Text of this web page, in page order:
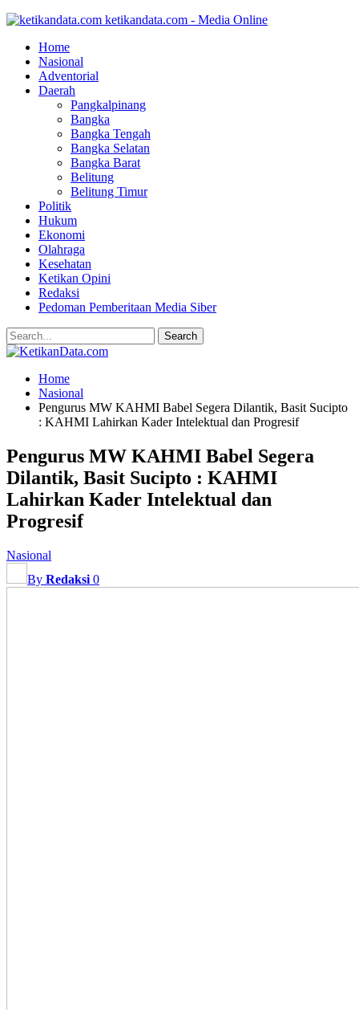
ketikandata.com - Media Online
Home
Nasional
Adventorial
Daerah
Pangkalpinang
Bangka
Bangka Tengah
Bangka Selatan
Bangka Barat
Belitung
Belitung Timur
Politik
Hukum
Ekonomi
Olahraga
Kesehatan
Ketikan Opini
Redaksi
Pedoman Pemberitaan Media Siber
Home
Nasional
Pengurus MW KAHMI Babel Segera Dilantik, Basit Sucipto
: KAHMI Lahirkan Kader Intelektual dan Progresif
Pengurus MW KAHMI Babel Segera
Dilantik, Basit Sucipto : KAHMI
Lahirkan Kader Intelektual dan
Progresif
Nasional
By Redaksi 0